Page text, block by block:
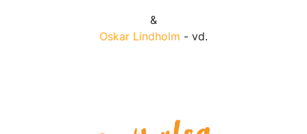
&
Oskar Lindholm - vd.